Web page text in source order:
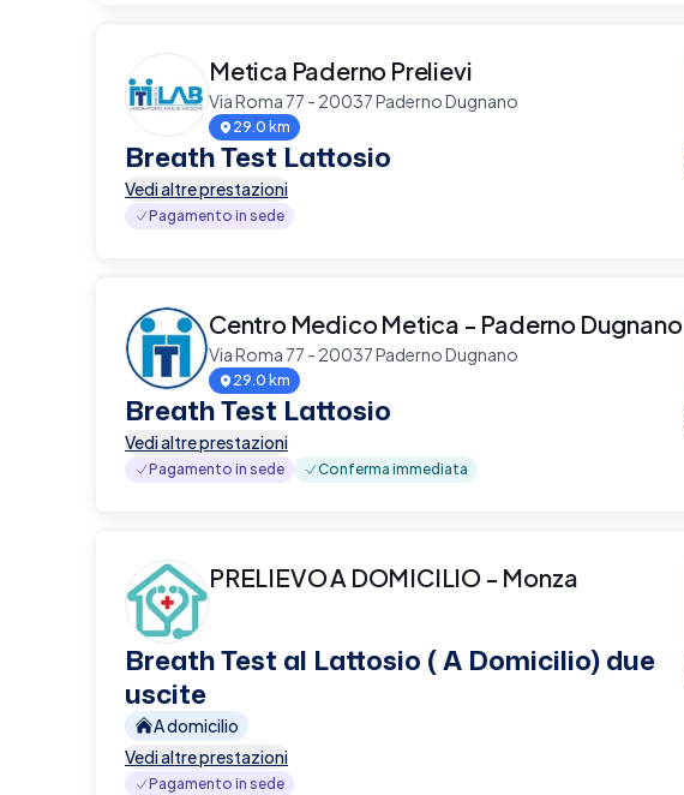
Metica Paderno Prelievi
Via Roma 77 - 20037 Paderno Dugnano
29.0 km
Breath Test Lattosio
Vedi altre prestazioni
Pagamento in sede
Centro Medico Metica - Paderno Dugnano
Via Roma 77 - 20037 Paderno Dugnano
29.0 km
Breath Test Lattosio
Vedi altre prestazioni
Pagamento in sede Conferma immediata
PRELIEVO A DOMICILIO - Monza
Breath Test al Lattosio ( A Domicilio) due
uscite
A domicilio
Vedi altre prestazioni
Pagamento in sede